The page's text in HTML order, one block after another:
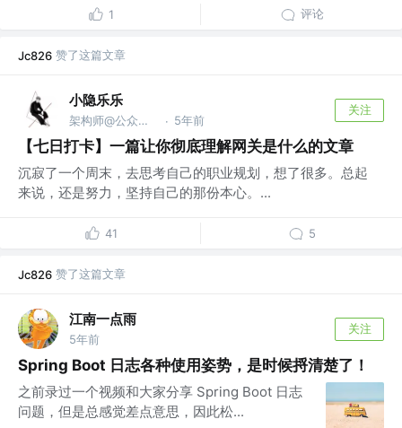
1 评论
Jc826 赞了这篇文章
小隐乐乐
架构师@公众号:进阶架构师 · 5年前
关注
【七日打卡】一篇让你彻底理解网关是什么的文章
沉寂了一个周末，去思考自己的职业规划，想了很多。总起
来说，还是努力，坚持自己的那份本心。...
41 5
Jc826 赞了这篇文章
江南一点雨
5年前
关注
Spring Boot 日志各种使用姿势，是时候捋清楚了！
之前录过一个视频和大家分享 Spring Boot 日志
问题，但是总感觉差点意思，因此松...